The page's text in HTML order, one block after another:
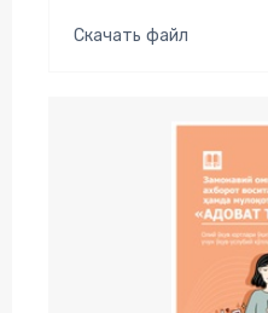
Скачать файл